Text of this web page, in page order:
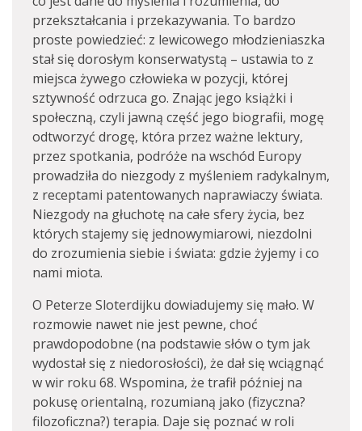
przekształcania i przekazywania. To bardzo
proste powiedzieć: z lewicowego młodzieniaszka
stał się dorosłym konserwatystą – ustawia to z
miejsca żywego człowieka w pozycji, której
sztywność odrzuca go. Znając jego książki i
społeczną, czyli jawną część jego biografii, mogę
odtworzyć drogę, która przez ważne lektury,
przez spotkania, podróże na wschód Europy
prowadziła do niezgody z myśleniem radykalnym,
z receptami patentowanych naprawiaczy świata.
Niezgody na głuchotę na całe sfery życia, bez
których stajemy się jednowymiarowi, niezdolni
do zrozumienia siebie i świata: gdzie żyjemy i co
nami miota.
O Peterze Sloterdijku dowiadujemy się mało. W
rozmowie nawet nie jest pewne, choć
prawdopodobne (na podstawie słów o tym jak
wydostał się z niedorosłości), że dał się wciągnąć
w wir roku 68. Wspomina, że trafił później na
pokusę orientalną, rozumianą jako (fizyczna?
filozoficzna?) terapia. Daje się poznać w roli